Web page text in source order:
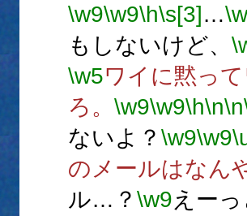
\w9\w9\h\s[3]…
もしないけど、
\w5ワイに黙っ
ろ。 \w9\w9\h\n\n
ないよ？ \w9\w9
のメールはなん
ル…？ \w9えー